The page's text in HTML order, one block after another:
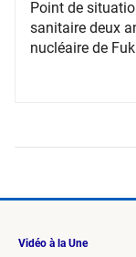
Point de
sanitaire deux
nucléaire de
Vidéo à la Une